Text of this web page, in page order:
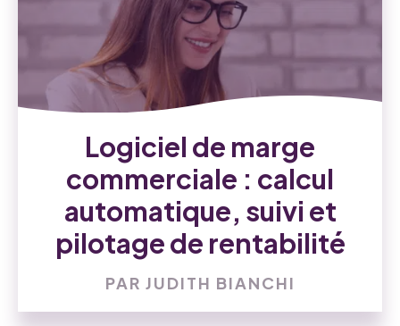
Logiciel de marge
commerciale : calcul
automatique, suivi et
pilotage de rentabilité
PAR JUDITH BIANCHI